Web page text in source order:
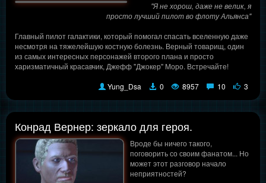
"Я не хорош, даже не велик, я
просто лучший пилот во флоту Альянса"
Главный пилот галактики, который помогал спасать вселенную даже
несмотря на тяжелейшую костную болезнь. Верный товарищ, один
из самых интересных персонажей второго плана и просто
харизматичный красавчик, Джефф "Джокер" Моро. Встречайте!
Yung_Dsa
0 8957 10 3
Конрад Вернер: зеркало для героя.
Вроде бы ничего такого,
поговорить со своим фанатом... Но
может этот разговор начало
неприятностей?